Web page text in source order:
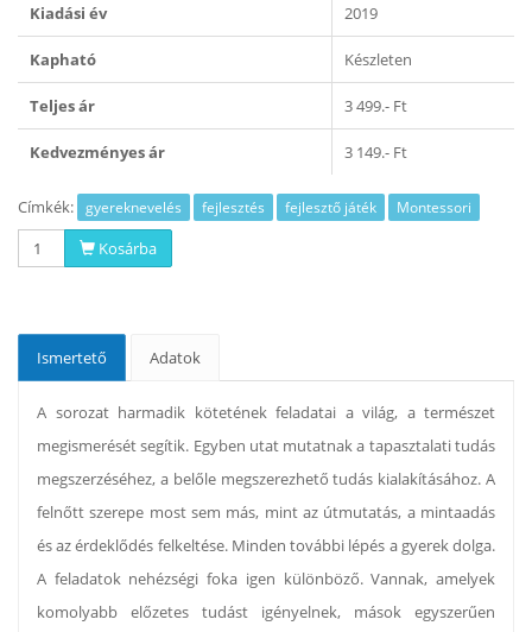
Kiadási év 2019
Kapható Készleten
Teljes ár 3 499.- Ft
Kedvezményes ár 3 149.- Ft
Címkék: gyereknevelés fejlesztés fejlesztő játék Montessori
Kosárba
Ismertető Adatok
A sorozat harmadik kötetének feladatai a világ, a természet
megismerését segítik. Egyben utat mutatnak a tapasztalati tudás
megszerzéséhez, a belőle megszerezhető tudás kialakításához. A
felnőtt szerepe most sem más, mint az útmutatás, a mintaadás
és az érdeklődés felkeltése. Minden további lépés a gyerek dolga.
A feladatok nehézségi foka igen különböző. Vannak, amelyek
komolyabb előzetes tudást igényelnek, mások egyszerűen